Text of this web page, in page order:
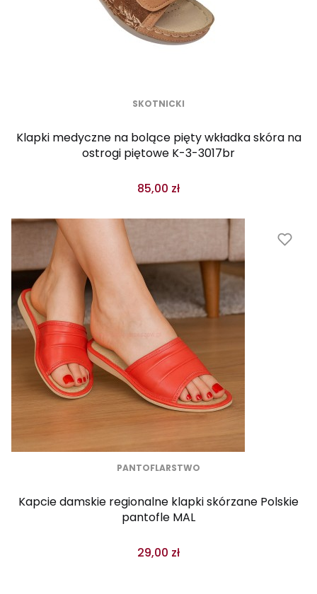
SKOTNICKI
Klapki medyczne na bolące pięty wkładka skóra na
ostrogi piętowe K-3-3017br
85,00 zł
PANTOFLARSTWO
Kapcie damskie regionalne klapki skórzane Polskie
pantofle MAL
29,00 zł